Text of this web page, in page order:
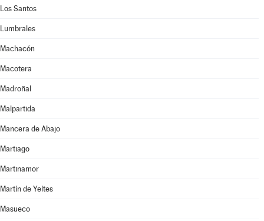
Los Santos
Lumbrales
Machacón
Macotera
Madroñal
Malpartida
Mancera de Abajo
Martiago
Martinamor
Martín de Yeltes
Masueco